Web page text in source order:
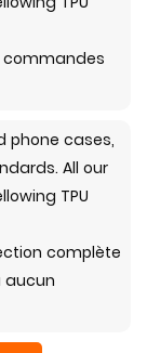
commandes
complète
aucun